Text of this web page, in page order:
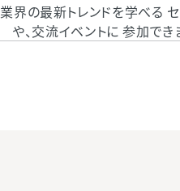
業界の最新トレンドを学べる
や、交流イベントに 参加でき